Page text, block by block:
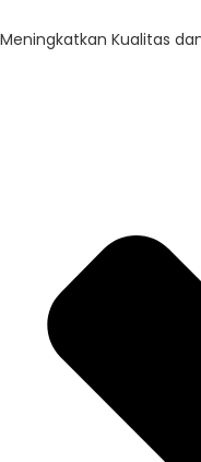
Meningkatkan Kualitas